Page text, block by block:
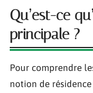
Qu’est-ce
principale ?
Pour comprendre
notion de